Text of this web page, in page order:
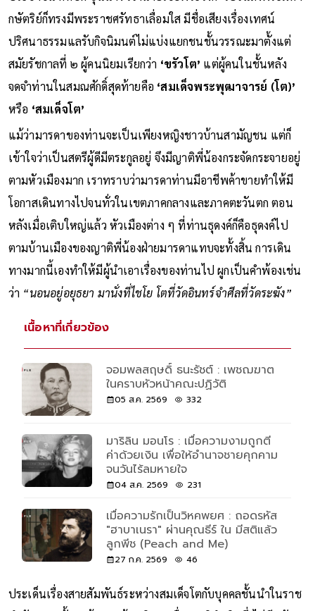
กษัตริย์ก็ทรงมีพระราชศรัทธาเลื่อมใส มีชื่อเสียงเรื่องเทศน์
ปริศนาธรรมแลรับกิจนิมนต์ไม่แบ่งแยกชนชั้นวรรณะมาตั้งแต่
สมัยรัชกาลที่ ๒ ผู้คนนิยมเรียกว่า ‘ขรัวโต’ แต่ผู้คนในชั้นหลัง
จดจำท่านในสมณศักดิ์สุดท้ายคือ ‘สมเด็จพระพุฒาจารย์ (โต)’
หรือ ‘สมเด็จโต’
แม้ว่ามารดาของท่านจะเป็นเพียงหญิงชาวบ้านสามัญชน แต่ก็
เข้าใจว่าเป็นสตรีผู้ดีมีตระกูลอยู่ จึงมีญาติพี่น้องกระจัดกระจายอยู่
ตามหัวเมืองมาก เราทราบว่ามารดาท่านมีอาชีพค้าขายทำให้มี
โอกาสเดินทางไปจนทั่วในเขตภาคกลางและภาคตะวันตก ตอน
หลังเมื่อเติบใหญ่แล้ว หัวเมืองต่าง ๆ ที่ท่านธุดงค์ก็คือธุดงค์ไป
ตามบ้านเมืองของญาติพี่น้องฝ่ายมารดาแทบจะทั้งสิ้น การเดิน
ทางมากนี้เองทำให้มีผู้นำเอาเรื่องของท่านไป ผูกเป็นคำพ้องเช่น
ว่า “นอนอยู่อยุธยา มานั่งที่ไชโย โตที่วัดอินทร์จำศีลที่วัดระฆัง”
เนื้อหาที่เกี่ยวข้อง
จอมพลสฤษดิ์ ธนะรัชต์ : เพชฌฆาต
ในคราบหัวหน้าคณะปฏิวัติ
05 ส.ค. 2569 332
มาริลิน มอนโร : เมื่อความงามถูกตี
ค่าด้วยเงิน เพื่อให้อำนาจชายคุกคาม
จนวันไร้ลมหายใจ
04 ส.ค. 2569 231
เมื่อความรักเป็นวิหคพยศ : ถอดรหัส
"ฮาบาเนรา" ผ่านคุณธีร์ ใน มีสติแล้ว
ลูกพีช (Peach and Me)
27 ก.ค. 2569 46
ประเด็นเรื่องสายสัมพันธ์ระหว่างสมเด็จโตกับบุคคลชั้นนำในราช